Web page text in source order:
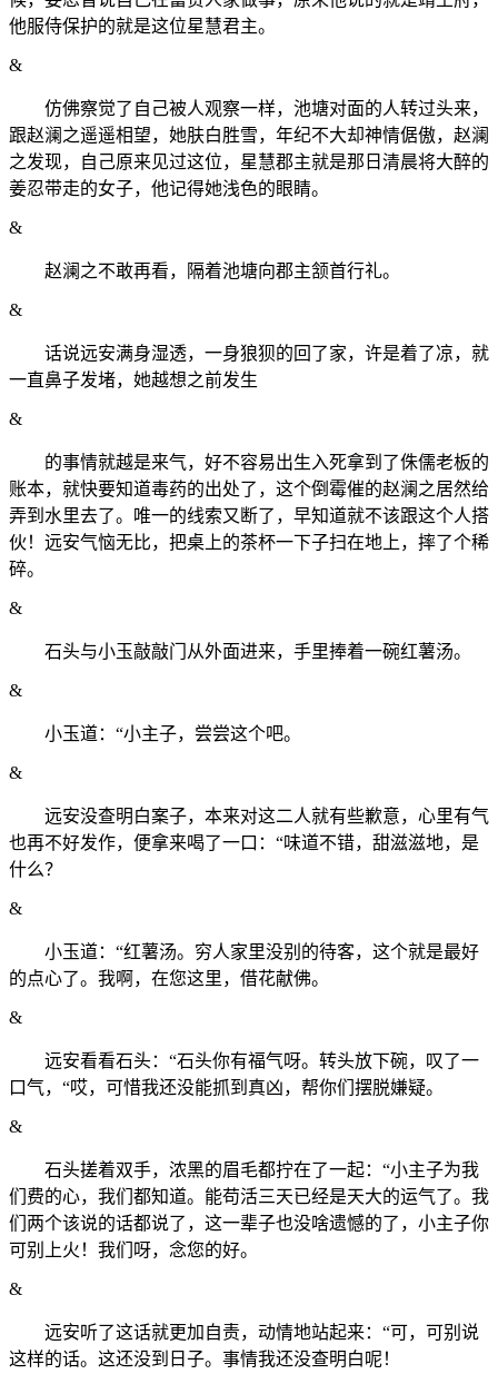
他服侍保护的就是这位星慧君主。
&
仿佛察觉了自己被人观察一样，池塘对面的人转过头来，
跟赵澜之遥遥相望，她肤白胜雪，年纪不大却神情倨傲，赵澜
之发现，自己原来见过这位，星慧郡主就是那日清晨将大醉的
姜忍带走的女子，他记得她浅色的眼睛。
&
赵澜之不敢再看，隔着池塘向郡主颔首行礼。
&
话说远安满身湿透，一身狼狈的回了家，许是着了凉，就
一直鼻子发堵，她越想之前发生
&
的事情就越是来气，好不容易出生入死拿到了侏儒老板的
账本，就快要知道毒药的出处了，这个倒霉催的赵澜之居然给
弄到水里去了。唯一的线索又断了，早知道就不该跟这个人搭
伙！远安气恼无比，把桌上的茶杯一下子扫在地上，摔了个稀
碎。
&
石头与小玉敲敲门从外面进来，手里捧着一碗红薯汤。
&
小玉道：“小主子，尝尝这个吧。
&
远安没查明白案子，本来对这二人就有些歉意，心里有气
也再不好发作，便拿来喝了一口：“味道不错，甜滋滋地，是
什么？
&
小玉道：“红薯汤。穷人家里没别的待客，这个就是最好
的点心了。我啊，在您这里，借花献佛。
&
远安看看石头：“石头你有福气呀。转头放下碗，叹了一
口气，“哎，可惜我还没能抓到真凶，帮你们摆脱嫌疑。
&
石头搓着双手，浓黑的眉毛都拧在了一起：“小主子为我
们费的心，我们都知道。能苟活三天已经是天大的运气了。我
们两个该说的话都说了，这一辈子也没啥遗憾的了，小主子你
可别上火！我们呀，念您的好。
&
远安听了这话就更加自责，动情地站起来：“可，可别说
这样的话。这还没到日子。事情我还没查明白呢！